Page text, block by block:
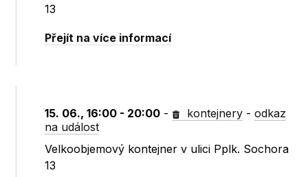
13
Přejít na více informací
15. 06., 16:00 - 20:00 - kontejnery -odkaz
na událost
Velkoobjemový kontejner v ulici Pplk. Sochora
13